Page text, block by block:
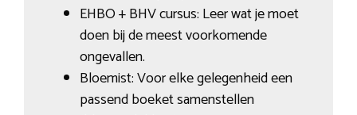
EHBO + BHV cursus: Leer wat je moet
doen bij de meest voorkomende
ongevallen.
Bloemist: Voor elke gelegenheid een
passend boeket samenstellen